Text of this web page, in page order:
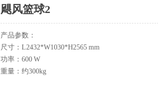
飓风篮球2
产品参数：
尺寸：L2432*W1030*H2565 mm
功率：600 W
重量：约300kg